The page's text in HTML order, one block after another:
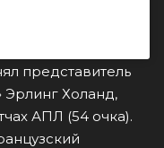
представитель
Эрлинг Холанд,
АПЛ (54 очка).